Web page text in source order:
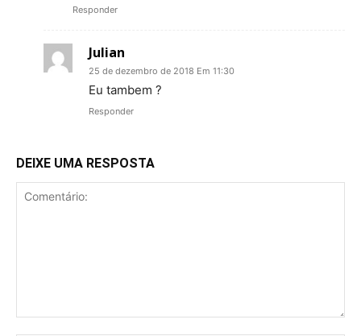
Responder
Julian
25 de dezembro de 2018 Em 11:30
Eu tambem ?
Responder
DEIXE UMA RESPOSTA